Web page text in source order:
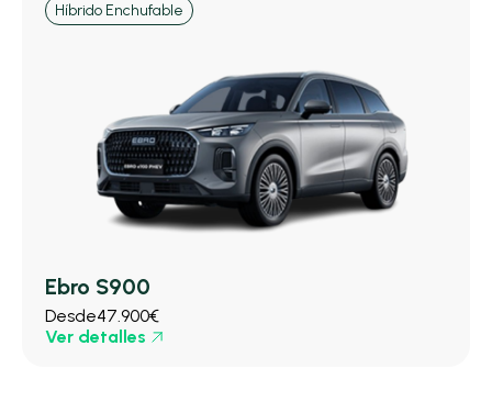
Híbrido Enchufable
Ebro S900
Desde47.900€
Ver detalles